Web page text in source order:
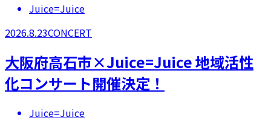
Juice=Juice
2026.8.23CONCERT
大阪府高石市×Juice=Juice 地域活性
化コンサート開催決定！
Juice=Juice